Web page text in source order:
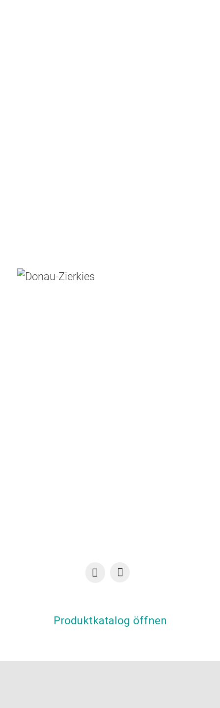
Produktkatalog öffnen